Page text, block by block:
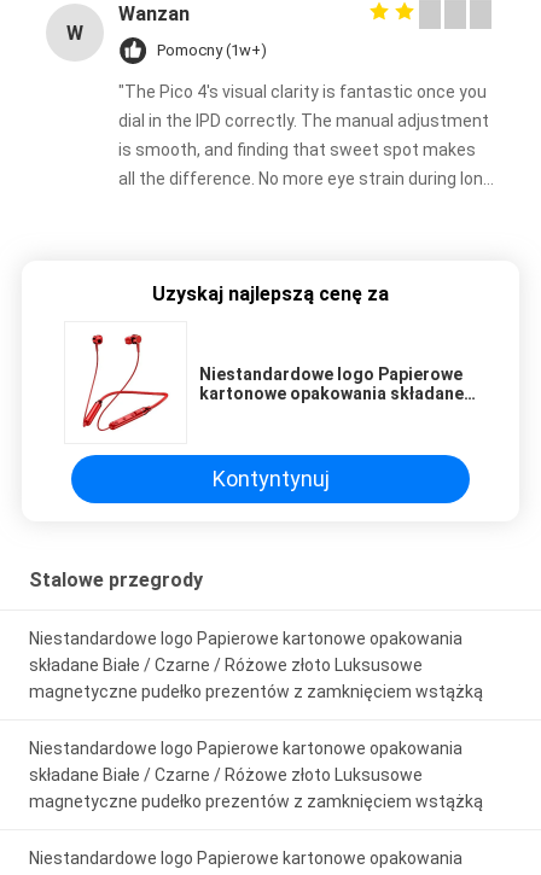
W
Wanzan
Pomocny (1w+)
"The Pico 4's visual clarity is fantastic once you
dial in the IPD correctly. The manual adjustment
is smooth, and finding that sweet spot makes
all the difference. No more eye strain during long
manual adjustment is smooth, and finding that
eye strain during long sessions. Highly
recommend taking the time to set it up
properly!""The Pico 4's visual clarity is fantastic
adjustment is smooth, and finding that sweet
spot makes all the difference. No more eye
4's visual clarity is fantastic once you dial in the
smooth, and finding that sweet spot makes all
the difference. No more eye strain during long
sessions. Highly r
Uzyskaj najlepszą cenę za
Niestandardowe logo Papierowe
kartonowe opakowania składane
prezentów z zamknięciem
wstążką
Kontyntynuj
Stalowe przegrody
Niestandardowe logo Papierowe kartonowe opakowania
składane Białe / Czarne / Różowe złoto Luksusowe
magnetyczne pudełko prezentów z zamknięciem wstążką
Niestandardowe logo Papierowe kartonowe opakowania
składane Białe / Czarne / Różowe złoto Luksusowe
magnetyczne pudełko prezentów z zamknięciem wstążką
Niestandardowe logo Papierowe kartonowe opakowania